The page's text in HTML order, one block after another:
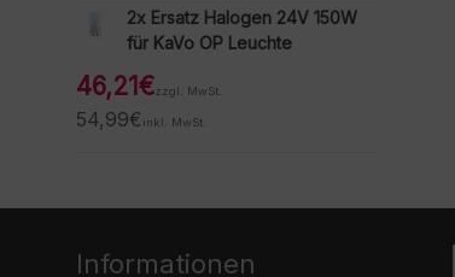
2x Ersatz Halogen 24V 150W
für KaVo OP Leuchte
46,21€zzgl. MwSt.
54,99€ inkl. MwSt.
Informationen